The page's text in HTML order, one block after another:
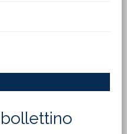
bollettino